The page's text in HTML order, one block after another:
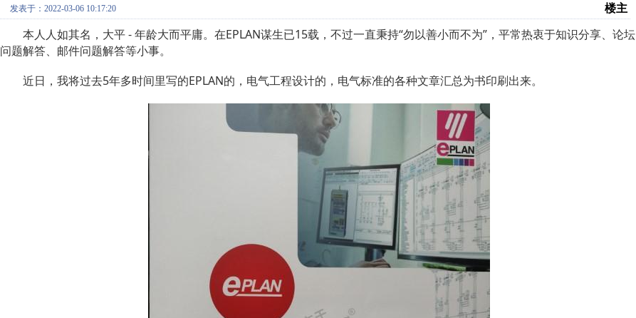
发表于：2022-03-06 10:17:20 楼主
本人人如其名，大平 - 年龄大而平庸。在EPLAN谋生已15载，不过一直秉持“勿以善小而不为”，平常热衷于知识分享、论坛
问题解答、邮件问题解答等小事。
近日，我将过去5年多时间里写的EPLAN的，电气工程设计的，电气标准的各种文章汇总为书印刷出来。